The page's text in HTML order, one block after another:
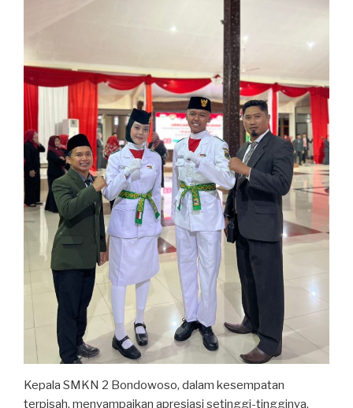
Kepala SMKN 2 Bondowoso, dalam kesempatan
terpisah, menyampaikan apresiasi setinggi-tingginya.